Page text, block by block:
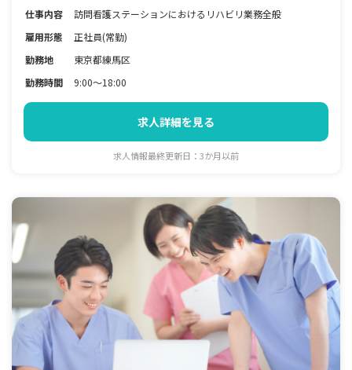
仕事内容
訪問看護ステーションにおけるリハビリ業務全般
雇用形態
正社員(常勤)
勤務地
東京都練馬区
勤務時間
9:00～18:00
求人詳細を見る
求人情報最終更新日：3か月以前